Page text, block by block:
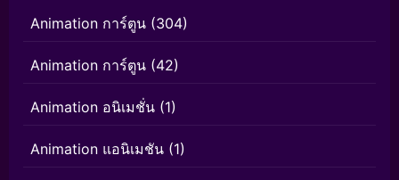
Animation การ์ตูน (304)
Animation การ์ตูน (42)
Animation อนิเมชั่น (1)
Animation แอนิเมชัน (1)